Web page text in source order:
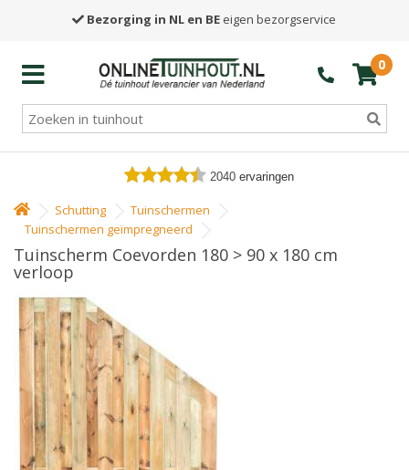
Bezorging in NL en BE eigen bezorgservice
0
2040 ervaringen
Schutting
Tuinschermen
Tuinschermen geïmpregneerd
Tuinscherm Coevorden 180 > 90 x 180 cm
verloop